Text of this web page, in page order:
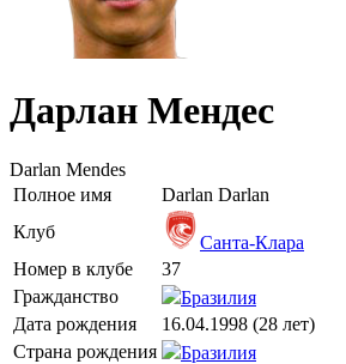
Дарлан Мендес
Darlan Mendes
Полное имя
Darlan Darlan
Клуб
Санта-Клара
Номер в клубе
37
Гражданство
Бразилия
Дата рождения
16.04.1998 (28 лет)
Страна рождения
Бразилия